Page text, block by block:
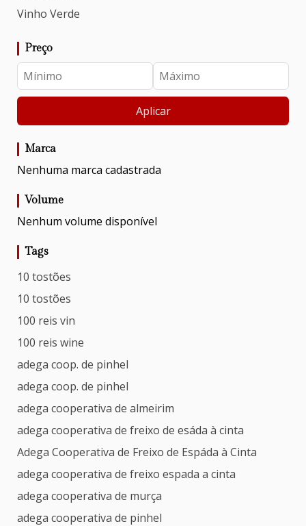
Vinho Verde
Preço
Aplicar
Marca
Nenhuma marca cadastrada
Volume
Nenhum volume disponível
Tags
10 tostões
10 tostões
100 reis vin
100 reis wine
adega coop. de pinhel
adega coop. de pinhel
adega cooperativa de almeirim
adega cooperativa de freixo de esáda à cinta
Adega Cooperativa de Freixo de Espáda à Cinta
adega cooperativa de freixo espada a cinta
adega cooperativa de murça
adega cooperativa de pinhel